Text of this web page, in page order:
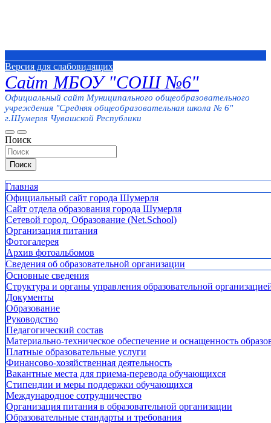
Версия для слабовидящих
Сайт МБОУ "СОШ №6"
Официальный сайт Муниципального общеобразовательного
учреждения "Средняя общеобразовательная школа № 6"
г.Шумерля Чувашской Республики
Поиск
Поиск
Главная
Официальный сайт города Шумерля
Сайт отдела образования города Шумерля
Сетевой город. Образование (Net.School)
Организация питания
Фотогалерея
Архив фотоальбомов
Сведения об образовательной организации
Основные сведения
Структура и органы управления образовательной
Документы
Образование
Руководство
Педагогический состав
Материально-техническое обеспечение и оснащенность
Платные образовательные услуги
Финансово-хозяйственная деятельность
Вакантные места для приема-перевода обучающихся
Стипендии и меры поддержки обучающихся
Международное сотрудничество
Организация питания в образовательной организации
Образовательные стандарты и требования